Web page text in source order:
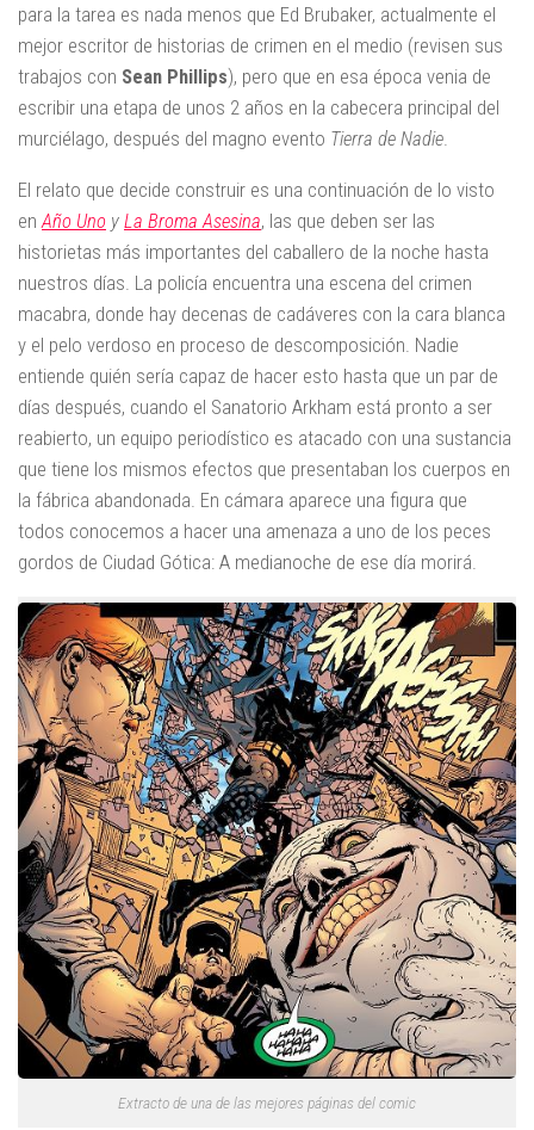
para la tarea es nada menos que Ed Brubaker, actualmente el
mejor escritor de historias de crimen en el medio (revisen sus
trabajos con Sean Phillips), pero que en esa época venia de
escribir una etapa de unos 2 años en la cabecera principal del
murciélago, después del magno evento Tierra de Nadie
El relato que decide construir es una continuación de lo visto
en Año Uno y La Broma Asesina, las que deben ser las
historietas más importantes del caballero de la noche hasta
nuestros días. La policía encuentra una escena del crimen
macabra, donde hay decenas de cadáveres con la cara blanca
y el pelo verdoso en proceso de descomposición. Nadie
entiende quién sería capaz de hacer esto hasta que un par de
días después, cuando el Sanatorio Arkham está pronto a ser
reabierto, un equipo periodístico es atacado con una sustancia
que tiene los mismos efectos que presentaban los cuerpos en
la fábrica abandonada. En cámara aparece una figura que
todos conocemos a hacer una amenaza a uno de los peces
gordos de Ciudad Gótica: A medianoche de ese día morirá.
Extracto de una de las mejores páginas del comic